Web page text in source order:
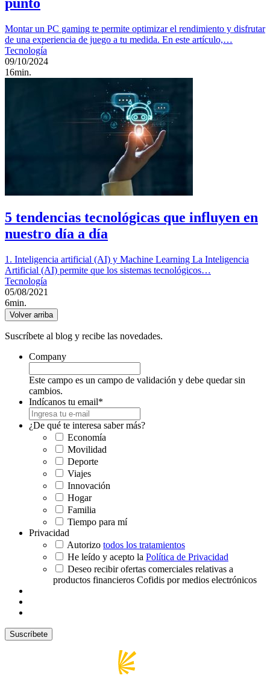
Montar un PC gaming te permite optimizar el rendimiento y disfrutar
de una experiencia de juego a tu medida. En este artículo,…
Tecnología
09/10/2024
16min.
5 tendencias tecnológicas que influyen en
nuestro día a día
1. Inteligencia artificial (AI) y Machine Learning La Inteligencia
Artificial (AI) permite que los sistemas tecnológicos…
Tecnología
05/08/2021
6min.
Volver arriba
Suscríbete al blog y recibe las novedades.
Company
Este campo es un campo de validación y debe quedar sin
cambios.
Indícanos tu email*
¿De qué te interesa saber más?
Economía
Movilidad
Deporte
Viajes
Innovación
Hogar
Familia
Tiempo para mí
Privacidad
Autorizo todos los tratamientos
He leído y acepto la Política de Privacidad
Deseo recibir ofertas comerciales relativas a
productos financieros Cofidis por medios electrónicos